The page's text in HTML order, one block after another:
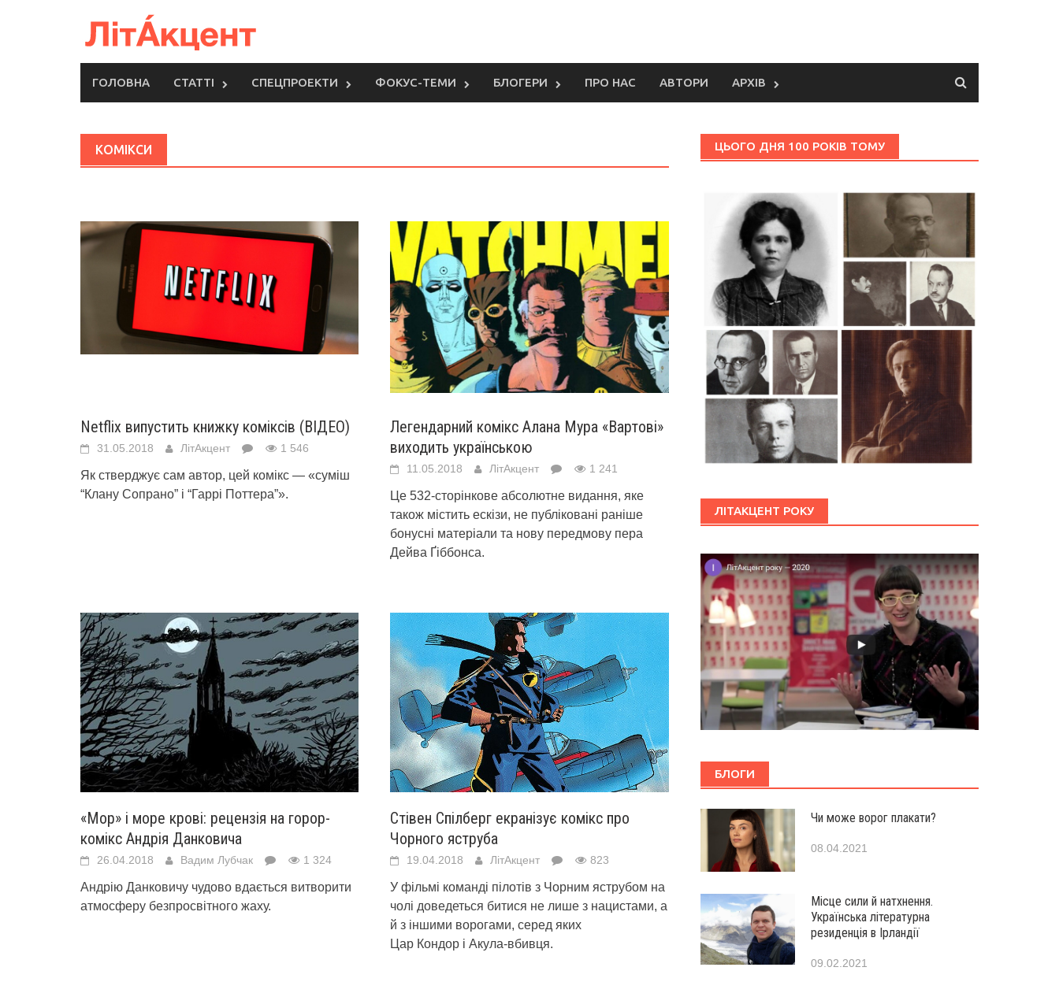
ГОЛОВНА СТАТТІ СПЕЦПРОЕКТИ ФОКУС-ТЕМИ БЛОГЕРИ ПРО НАС АВТОРИ АРХІВ
КОМІКСИ
Netflix випустить книжку коміксів (ВІДЕО)
31.05.2018 ЛітАкцент 1 546
Як стверджує сам автор, цей комікс — «суміш
“Клану Сопрано” і “Гаррі Поттера”».
Легендарний комікс Алана Мура «Вартові»
виходить українською
11.05.2018 ЛітАкцент 1 241
Це 532-сторінкове абсолютне видання, яке
також містить ескізи, не публіковані раніше
бонусні матеріали та нову передмову пера
Дейва Ґіббонса.
«Мор» і море крові: рецензія на горор-
комікс Андрія Данковича
26.04.2018 Вадим Лубчак 1 324
Андрію Данковичу чудово вдається витворити
атмосферу безпросвітного жаху.
Стівен Спілберг екранізує комікс про
Чорного яструба
19.04.2018 ЛітАкцент 823
У фільмі команді пілотів з Чорним яструбом на
чолі доведеться битися не лише з нацистами, а
й з іншими ворогами, серед яких
Цар Кондор і Акула-вбивця.
ЦЬОГО ДНЯ 100 РОКІВ ТОМУ
ЛІТАКЦЕНТ РОКУ
БЛОГИ
Чи може ворог плакати?
08.04.2021
Місце сили й натхнення.
Українська літературна
резиденція в Ірландії
09.02.2021